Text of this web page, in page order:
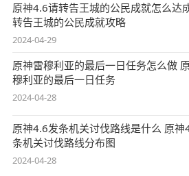
原神4.6请转告王城的公民成就怎么达
转告王城的公民成就攻略
2024-04-29
原神雷穆利亚的最后一日任务怎么做
穆利亚的最后一日任务
2024-04-28
原神4.6发条机关讨伐路线是什么 原神
条机关讨伐路线分布图
2024-04-28